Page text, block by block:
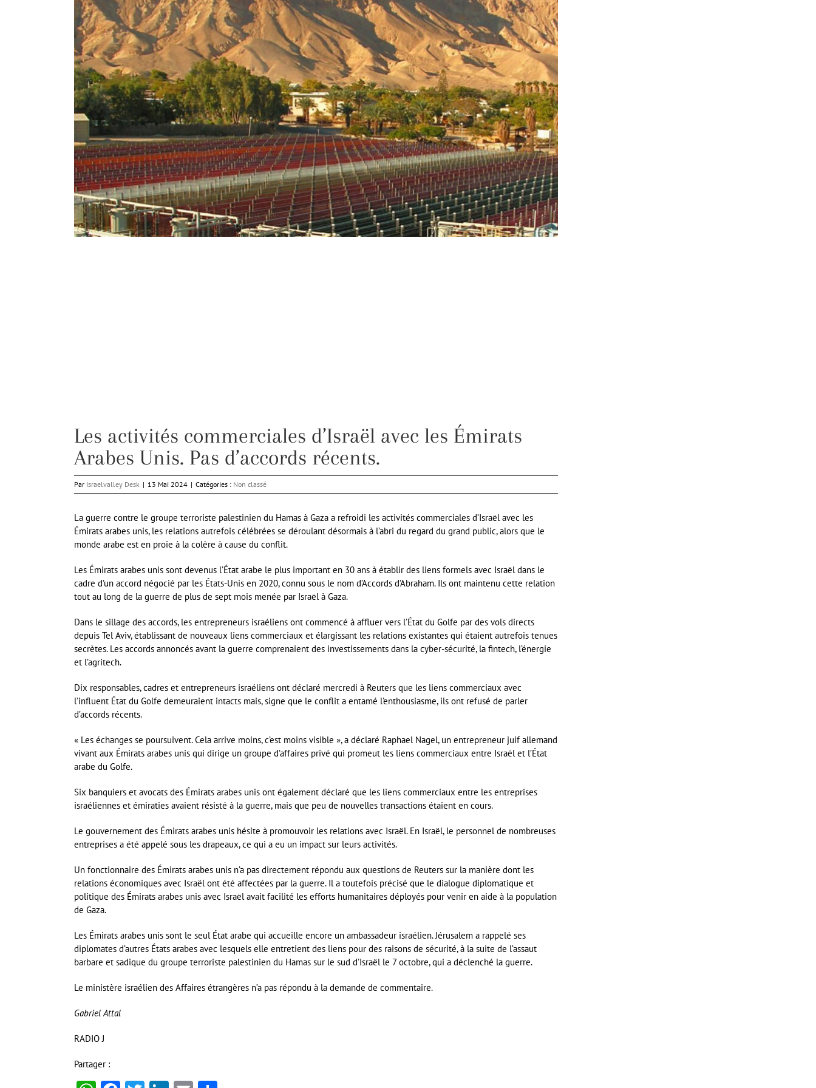
Les activités commerciales d’Israël avec les Émirats
Arabes Unis. Pas d’accords récents.
Par Israelvalley Desk | 13 Mai 2024 | Catégories : Non classé
La guerre contre le groupe terroriste palestinien du Hamas à Gaza a refroidi les activités commerciales d’Israël avec les
Émirats arabes unis, les relations autrefois célébrées se déroulant désormais à l’abri du regard du grand public, alors que le
monde arabe est en proie à la colère à cause du conflit.
Les Émirats arabes unis sont devenus l’État arabe le plus important en 30 ans à établir des liens formels avec Israël dans le
cadre d’un accord négocié par les États-Unis en 2020, connu sous le nom d’Accords d’Abraham. Ils ont maintenu cette relation
tout au long de la guerre de plus de sept mois menée par Israël à Gaza.
Dans le sillage des accords, les entrepreneurs israéliens ont commencé à affluer vers l’État du Golfe par des vols directs
depuis Tel Aviv, établissant de nouveaux liens commerciaux et élargissant les relations existantes qui étaient autrefois tenues
secrètes. Les accords annoncés avant la guerre comprenaient des investissements dans la cyber-sécurité, la fintech, l’énergie
et l’agritech.
Dix responsables, cadres et entrepreneurs israéliens ont déclaré mercredi à Reuters que les liens commerciaux avec
l’influent État du Golfe demeuraient intacts mais, signe que le conflit a entamé l’enthousiasme, ils ont refusé de parler
d’accords récents.
« Les échanges se poursuivent. Cela arrive moins, c’est moins visible », a déclaré Raphael Nagel, un entrepreneur juif allemand
vivant aux Émirats arabes unis qui dirige un groupe d’affaires privé qui promeut les liens commerciaux entre Israël et l’État
arabe du Golfe.
Six banquiers et avocats des Émirats arabes unis ont également déclaré que les liens commerciaux entre les entreprises
israéliennes et émiraties avaient résisté à la guerre, mais que peu de nouvelles transactions étaient en cours.
Le gouvernement des Émirats arabes unis hésite à promouvoir les relations avec Israël. En Israël, le personnel de nombreuses
entreprises a été appelé sous les drapeaux, ce qui a eu un impact sur leurs activités.
Un fonctionnaire des Émirats arabes unis n’a pas directement répondu aux questions de Reuters sur la manière dont les
relations économiques avec Israël ont été affectées par la guerre. Il a toutefois précisé que le dialogue diplomatique et
politique des Émirats arabes unis avec Israël avait facilité les efforts humanitaires déployés pour venir en aide à la population
de Gaza.
Les Émirats arabes unis sont le seul État arabe qui accueille encore un ambassadeur israélien. Jérusalem a rappelé ses
diplomates d’autres États arabes avec lesquels elle entretient des liens pour des raisons de sécurité, à la suite de l’assaut
barbare et sadique du groupe terroriste palestinien du Hamas sur le sud d’Israël le 7 octobre, qui a déclenché la guerre.
Le ministère israélien des Affaires étrangères n’a pas répondu à la demande de commentaire.
Gabriel Attal
RADIO J
Partager :